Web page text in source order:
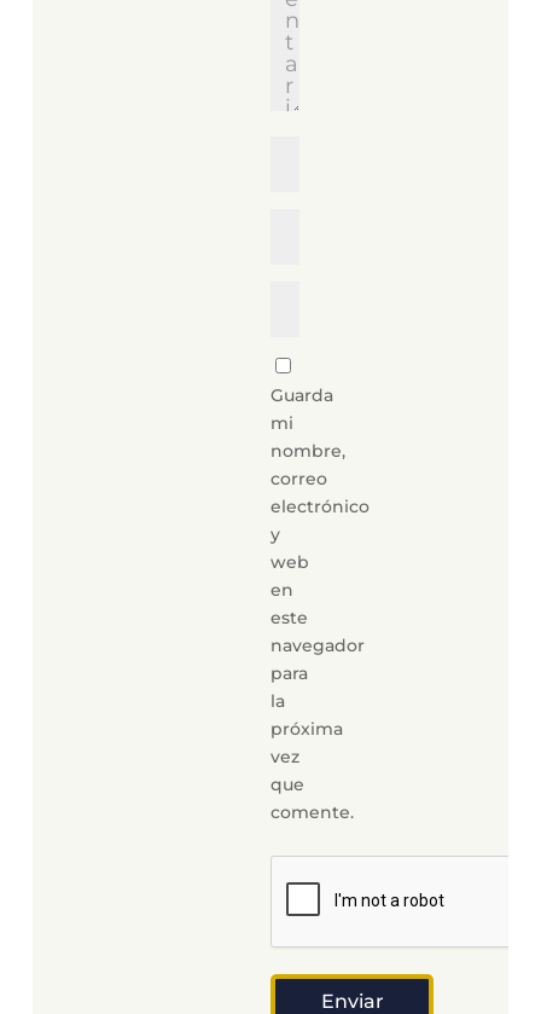
Guarda
mi
nombre,
correo
electrónico
y
web
en
este
navegador
para
la
próxima
vez
que
comente.
Enviar